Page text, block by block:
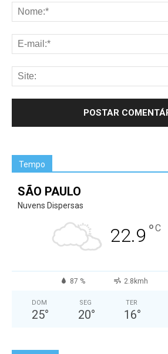
Tempo
SÃO PAULO
Nuvens Dispersas
22.9 °C
87 % 2.8kmh
DOM
25°
SEG
20°
TER
16°